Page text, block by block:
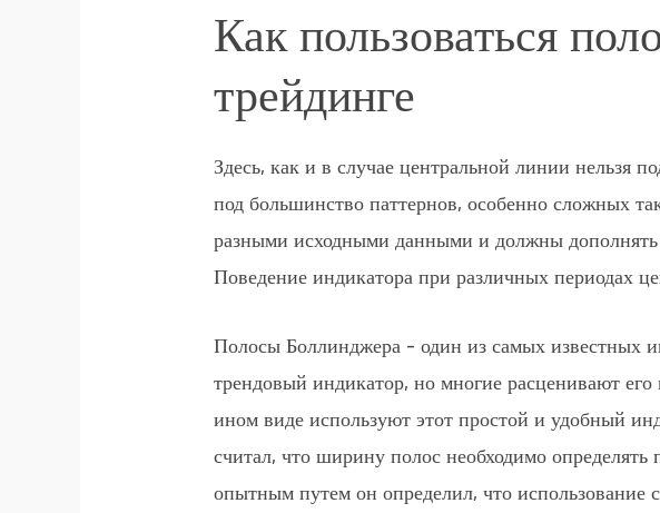
Как пользоваться
трейдинге
Здесь, как и в случае центральной линии нельзя
под большинство паттернов, особенно сложных
разными исходными данными и должны дополнять
Поведение индикатора при различных периодах
Полосы Боллинджера – один из самых известных
трендовый индикатор, но многие расценивают
ином виде используют этот простой и удобный
считал, что ширину полос необходимо
опытным путем он определил, что использование